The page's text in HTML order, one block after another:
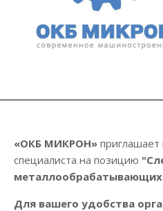
«ОКБ МИКРОН»
специалиста на позицию
металлообрабатывающих
Для вашего удобства